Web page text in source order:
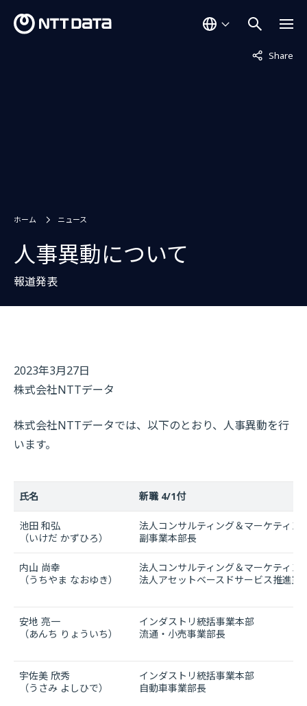
Share
非表示中
ホーム ニュース
人事異動について
報道発表
2023年3月27日
株式会社NTTデータ
株式会社NTTデータでは、以下のとおり、人事異動を行
います。
氏名 新職 4/1付
池田 和弘
（いけだ かずひろ）
法人コンサルティング＆マーケティン
副事業本部長
内山 尚幸
（うちやま なおゆき）
法人コンサルティング＆マーケティン
法人アセットベースドサービス推進室
安地 亮一
（あんち りょういち）
インダストリ統括事業本部
流通・小売事業部長
宇佐美 欣秀
（うさみ よしひで）
インダストリ統括事業本部
自動車事業部長